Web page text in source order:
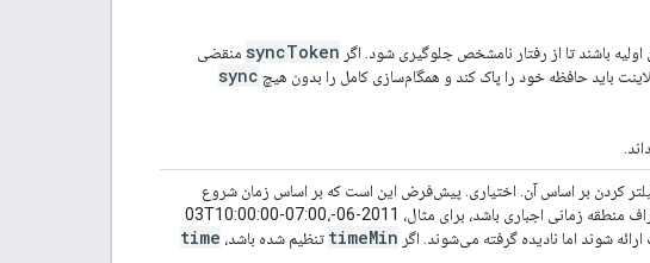
باشند تا از رفتار نامشخص جلوگیری شود. اگر syncToken
منقضی
sync
کردن بر اساس آن. اختیاری. پیش‌فرض این است که بر اساس زمان شروع
فیلتر نشود. باید یک برچسب زمانی RFC3339 با انحراف منطقه زمانی اجباری باشد، برای مثال، 2011-06-03T10:00:00-07:00،
timeMin تنظیم شده باشد، time